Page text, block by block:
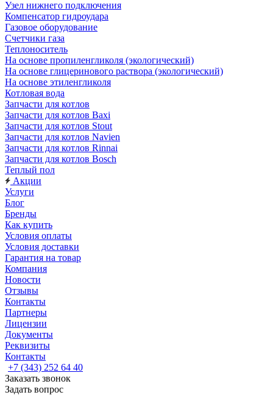
Узел нижнего подключения
Компенсатор гидроудара
Газовое оборудование
Счетчики газа
Теплоноситель
На основе пропиленгликоля (экологический)
На основе глицеринового раствора (экологический)
На основе этиленгликоля
Котловая вода
Запчасти для котлов
Запчасти для котлов Baxi
Запчасти для котлов Stout
Запчасти для котлов Navien
Запчасти для котлов Rinnai
Запчасти для котлов Bosch
Теплый пол
Акции
Услуги
Блог
Бренды
Как купить
Условия оплаты
Условия доставки
Гарантия на товар
Компания
Новости
Отзывы
Контакты
Партнеры
Лицензии
Документы
Реквизиты
Контакты
+7 (343) 252 64 40
Заказать звонок
Задать вопрос